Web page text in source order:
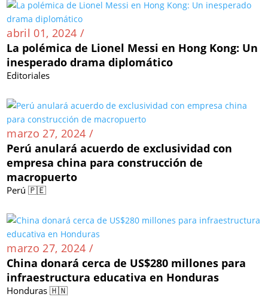
abril 01, 2024 /
La polémica de Lionel Messi en Hong Kong: Un
inesperado drama diplomático
Editoriales
marzo 27, 2024 /
Perú anulará acuerdo de exclusividad con
empresa china para construcción de
macropuerto
Perú 🇵🇪
marzo 27, 2024 /
China donará cerca de US$280 millones para
infraestructura educativa en Honduras
Honduras 🇭🇳